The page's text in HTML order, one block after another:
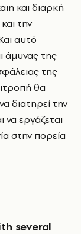
και διαρκή
την
αυτό
άμυνας της
της
θα
διατηρεί την
εργάζεται
στην πορεία